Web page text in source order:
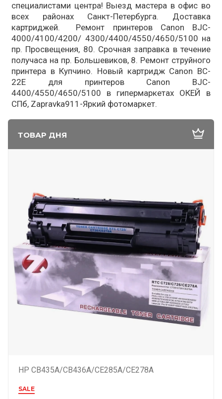
ТОВАР ДНЯ
HP CB435A/CB436A/CE285A/CE278A
SALE
специалистами центра! Выезд мастера в офис во
всех районах Санкт-Петербурга. Доставка
картриджей. Ремонт принтеров Canon BJC-
4000/4100/4200/ 4300/4400/4550/4650/5100 на
пр. Просвещения, 80. Срочная заправка в течение
получаса на пр. Большевиков, 8. Ремонт струйного
принтера в Купчино. Новый картридж Canon BC-
22E для принтеров Canon BJC-
4400/4550/4650/5100 в гипермаркетах ОКЕЙ в
СПб, Zapravka911-Яркий фотомаркет.